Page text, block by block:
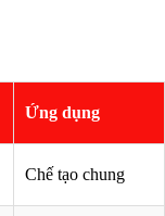
Ứng dụng
Chế tạo chung